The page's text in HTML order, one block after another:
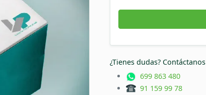
¿Tienes dudas? Contáctanos
699 863 480
91 159 99 78